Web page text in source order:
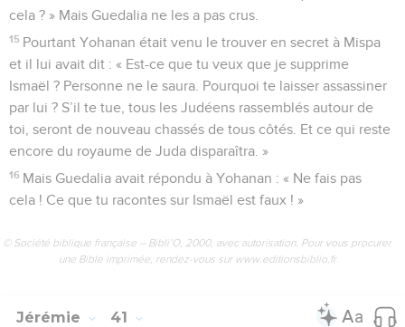
cela ? » Mais Guedalia ne les a pas crus.
15 Pourtant Yohanan était venu le trouver en secret à Mispa
et il lui avait dit : « Est-ce que tu veux que je supprime
Ismaël ? Personne ne le saura. Pourquoi te laisser assassiner
par lui ? S’il te tue, tous les Judéens rassemblés autour de
toi, seront de nouveau chassés de tous côtés. Et ce qui reste
encore du royaume de Juda disparaîtra. »
16 Mais Guedalia avait répondu à Yohanan : « Ne fais pas
cela ! Ce que tu racontes sur Ismaël est faux ! »
© Société biblique française – Bibli’O, 2000, avec autorisation. Pour vous procurer
une Bible imprimée, rendez-vous sur www.editionsbiblio.fr
Jérémie 41